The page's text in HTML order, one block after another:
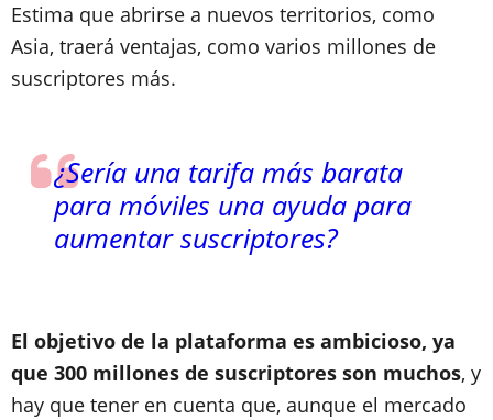
Estima que abrirse a nuevos territorios, como
Asia, traerá ventajas, como varios millones de
suscriptores más.
¿Sería una tarifa más barata
para móviles una ayuda para
aumentar suscriptores?
El objetivo de la plataforma es ambicioso, ya
que 300 millones de suscriptores son muchos, y
hay que tener en cuenta que, aunque el mercado